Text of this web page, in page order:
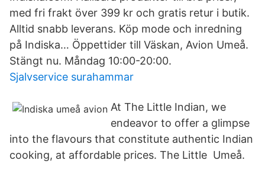
med fri frakt över 399 kr och gratis retur i butik.
Alltid snabb leverans. Köp mode och inredning
på Indiska… Öppettider till Väskan, Avion Umeå.
Stängt nu. Måndag 10:00-20:00.
Sjalvservice surahammar
At The Little Indian, we
endeavor to offer a glimpse
into the flavours that constitute authentic Indian
cooking, at affordable prices. The Little Umeå.